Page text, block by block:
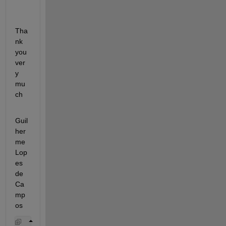
Tha
nk
you
ver
y
mu
ch
Guil
her
me
Lop
es
de
Ca
mp
os